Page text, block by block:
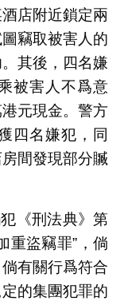
店附近鎖定兩
竊取被害人的
其後，四名嫌
被害人不爲意
元現金。警方
四名嫌犯，同
間發現部分贓
《刑法典》第
重盜竊罪”，倘
有關行爲符合
的集團犯罪的